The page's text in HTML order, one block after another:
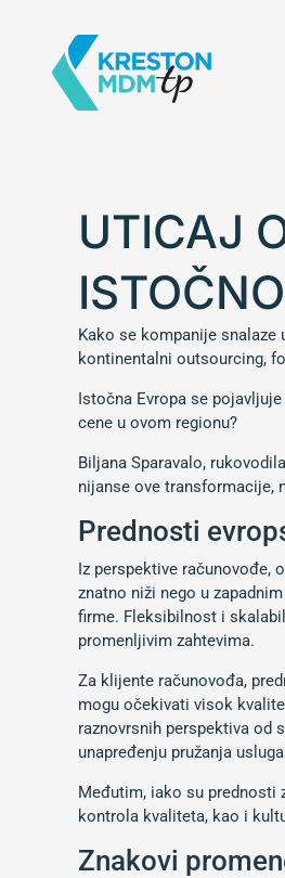
UTICAJ
Kako se kompanije snalaze
kontinentalni outsourcing,
Istočna Evropa se
cene u ovom regionu?
Biljana Sparavalo,
nijanse ove transformacije,
Prednosti
Iz perspektive računovođe,
znatno niži nego u
firme. Fleksibilnost i
promenljivim zahtevima.
Za klijente računovođa,
mogu očekivati visok
raznovrsnih perspektiva od
unapređenju pružanja
Međutim, iako su prednosti
kontrola kvaliteta, kao i
Znakovi